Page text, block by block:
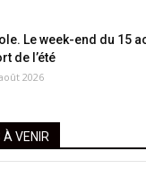
Le week-end du 15
de l’été
2026
À VENIR